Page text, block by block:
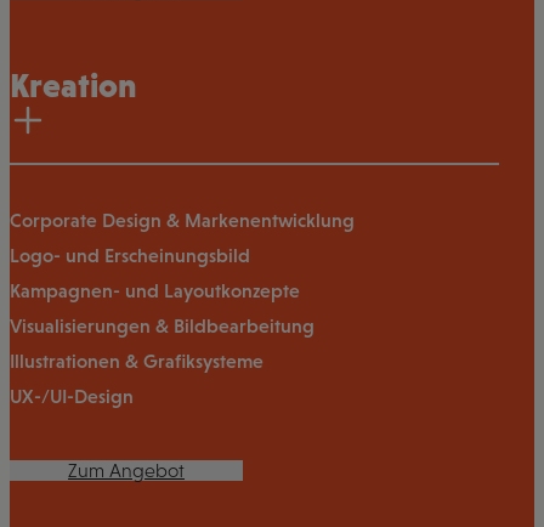
Kreation
Corporate Design & Markenentwicklung
Logo- und Erscheinungsbild
Kampagnen- und Layoutkonzepte
Visualisierungen & Bildbearbeitung
Illustrationen & Grafiksysteme
UX-/UI-Design
Zum Angebot